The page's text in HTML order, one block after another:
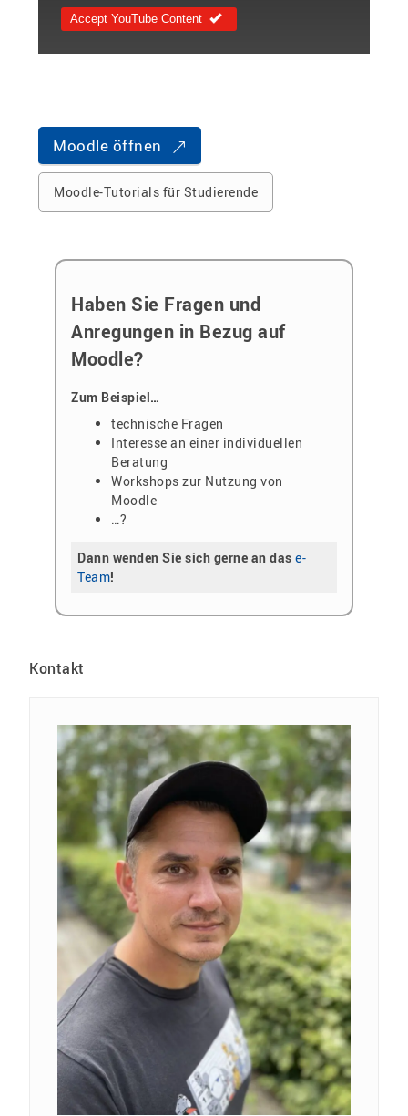
Accept YouTube Content
Moodle öffnen
Moodle-Tutorials für Studierende
Haben Sie Fragen und
Anregungen in Bezug auf
Moodle?
Zum Beispiel…
technische Fragen
Interesse an einer individuellen
Beratung
Workshops zur Nutzung von
Moodle
…?
Dann wenden Sie sich gerne an dase-
Team!
Kontakt